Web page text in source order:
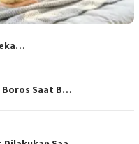
Boros Saat B…